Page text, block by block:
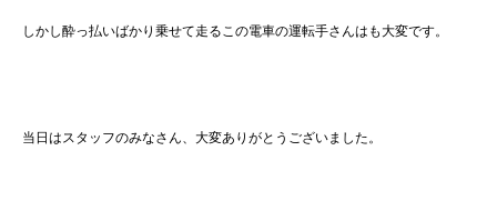
しかし酔っ払いばかり乗せて走るこの電車の運転手さんはも大変です。
当日はスタッフのみなさん、大変ありがとうございました。